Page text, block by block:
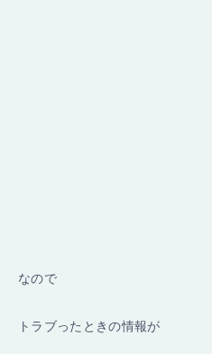
なので
トラブったときの情報が